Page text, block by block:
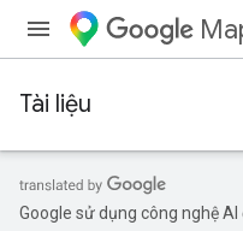
Tài liệu
Google sử dụng công nghệ